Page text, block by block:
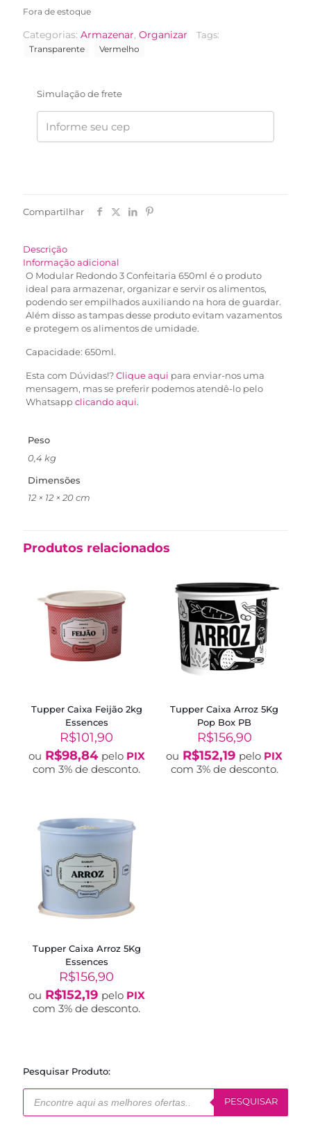
Fora de estoque
Categorias: Armazenar, Organizar Tags:
Transparente Vermelho
Simulação de frete
Compartilhar
Descrição
Informação adicional
O Modular Redondo 3 Confeitaria 650ml é o produto
ideal para armazenar, organizar e servir os alimentos,
podendo ser empilhados auxiliando na hora de guardar.
Além disso as tampas desse produto evitam vazamentos
e protegem os alimentos de umidade.
Capacidade: 650ml.
Esta com Dúvidas!?Clique aqui para enviar-nos uma
mensagem, mas se preferir podemos atendê-lo pelo
Whatsappclicando aqui.
Peso
0,4 kg
Dimensões
12 × 12 × 20 cm
Produtos relacionados
Tupper Caixa Feijão 2kg
Essences
R$101,90
ou R$98,84 pelo PIX
com 3% de desconto.
Tupper Caixa Arroz 5Kg
Pop Box PB
R$156,90
ou R$152,19 pelo PIX
com 3% de desconto.
Tupper Caixa Arroz 5Kg
Essences
R$156,90
ou R$152,19 pelo PIX
com 3% de desconto.
Pesquisar Produto:
Pesquisar
produtos
PESQUISAR